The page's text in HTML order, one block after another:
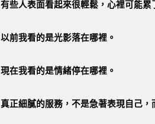
有些人表面看起來很輕鬆，心裡可能累
以前我看的是光影落在哪裡。
現在我看的是情緒停在哪裡。
真正細膩的服務，不是急著表現自己，